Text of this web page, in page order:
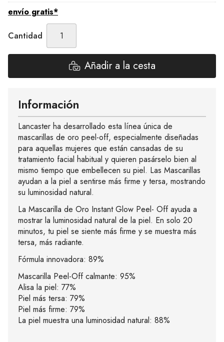
envío gratis*
Cantidad
Añadir a la cesta
Información
Lancaster ha desarrollado esta línea única de
mascarillas de oro peel-off, especialmente diseñadas
para aquellas mujeres que están cansadas de su
tratamiento facial habitual y quieren pasárselo bien al
mismo tiempo que embellecen su piel. Las Mascarillas
ayudan a la piel a sentirse más firme y tersa, mostrando
su luminosidad natural.
La Mascarilla de Oro Instant Glow Peel- Off ayuda a
mostrar la luminosidad natural de la piel. En solo 20
minutos, tu piel se siente más firme y se muestra más
tersa, más radiante.
Fórmula innovadora: 89%
Mascarilla Peel-Off calmante: 95%
Alisa la piel: 77%
Piel más tersa: 79%
Piel más firme: 79%
La piel muestra una luminosidad natural: 88%